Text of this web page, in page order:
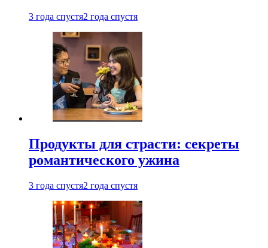
3 года спустя2 года спустя
Продукты для страсти: секреты
романтического ужина
3 года спустя2 года спустя